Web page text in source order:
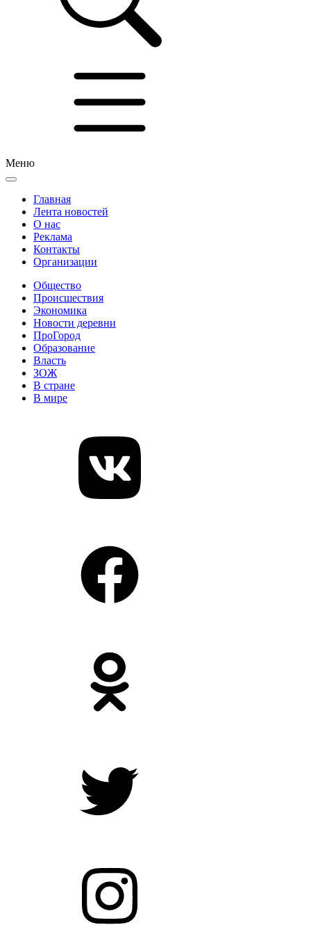
Меню
Главная
Лента новостей
О нас
Реклама
Контакты
Организации
Общество
Происшествия
Экономика
Новости деревни
ПроГород
Образование
Власть
ЗОЖ
В стране
В мире